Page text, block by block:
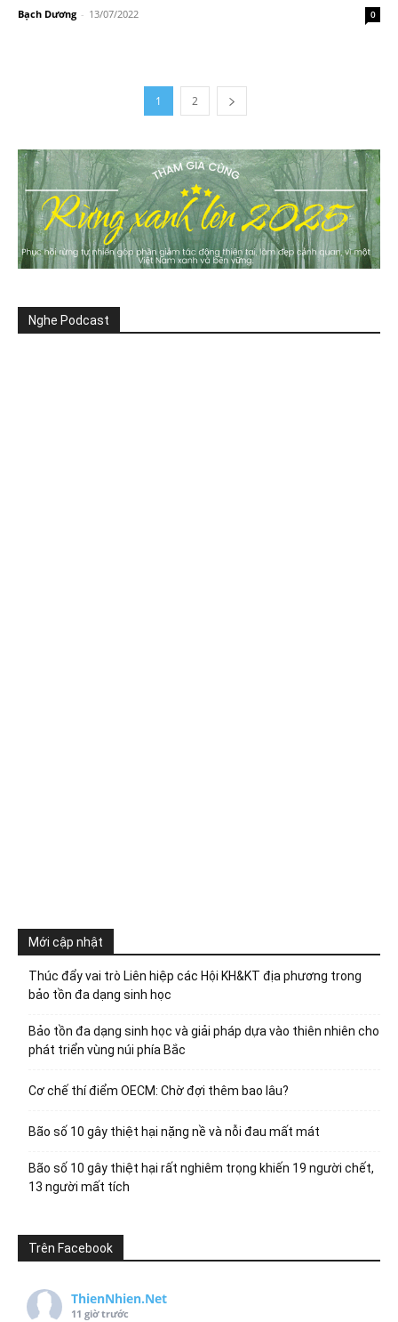
Bạch Dương - 13/07/2022 0
1 2
Nghe Podcast
Mới cập nhật
Thúc đẩy vai trò Liên hiệp các Hội KH&KT địa phương trong
bảo tồn đa dạng sinh học
Bảo tồn đa dạng sinh học và giải pháp dựa vào thiên nhiên cho
phát triển vùng núi phía Bắc
Cơ chế thí điểm OECM: Chờ đợi thêm bao lâu?
Bão số 10 gây thiệt hại nặng nề và nỗi đau mất mát
Bão số 10 gây thiệt hại rất nghiêm trọng khiến 19 người chết,
13 người mất tích
Trên Facebook
ThienNhien.Net
11 giờ trước